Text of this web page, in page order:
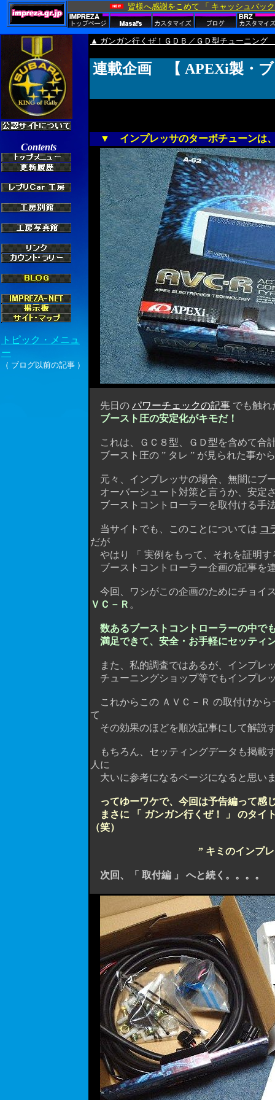
▲ ガンガン行くぜ！ＧＤＢ／ＧＤ型チューニング
連載企画 【 APEXi製・
▼ インプレッサのターボチューン
先日の パワーチェックの記事 でも触れ
ブースト圧の安定化がキモだ！
これは、ＧＣ８型、ＧＤ型を含めて合
ブースト圧の ” タレ ” が見られた事か
元々、インプレッサの場合、無闇にブ
オーバーシュート対策と言うか、安定
ブーストコントローラーを取付ける手
当サイトでも、このことについては コ
だが
やはり 「 実例をもって、それを証明
ブーストコントローラー企画の記事を
今回、ワシがこの企画のためにチョイ
ＶＣ－Ｒ 。
数あるブーストコントローラーの中で
満足できて、安全・お手軽にセッティ
また、私的調査ではあるが、インプレ
チューニングショップ等でもインプレ
これからこの ＡＶＣ－Ｒ の取付けか
て
その効果のほどを順次記事にして解説
もちろん、セッティングデータも掲載
人に
大いに参考になるページになると思い
ってゆーワケで、今回は予告編って
まさに 「 ガンガン行くぜ！ 」 のタイ
（笑）
” キミのインプ
次回、「 取付編 」 へと続く。。。。